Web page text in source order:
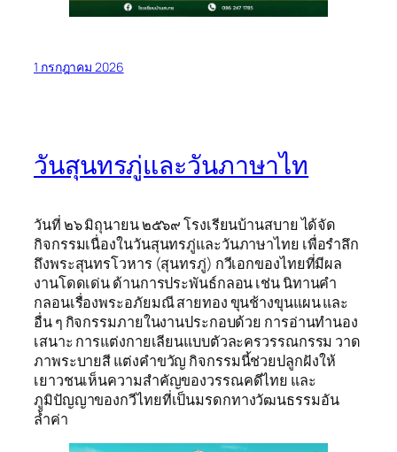
1 กรกฎาคม 2026
วันสุนทรภู่และวันภาษาไท
วันที่ ๒๖ มิถุนายน ๒๕๖๙ โรงเรียนบ้านสบาย ได้จัด
กิจกรรมเนื่องในวันสุนทรภู่และวันภาษาไทย เพื่อรำลึก
ถึงพระสุนทรโวหาร (สุนทรภู่) กวีเอกของไทยที่มีผล
งานโดดเด่น ด้านการประพันธ์กลอน เช่น นิทานคำ
กลอนเรื่องพระอภัยมณี สายทอง ขุนช้างขุนแผน และ
อื่น ๆ กิจกรรมภายในงานประกอบด้วย การอ่านทำนอง
เสนาะ การแต่งกายเลียนแบบตัวละครวรรณกรรม วาด
ภาพระบายสี แต่งคำขวัญ กิจกรรมนี้ช่วยปลูกฝังให้
เยาวชนเห็นความสำคัญของวรรณคดีไทย และ
ภูมิปัญญาของกวีไทยที่เป็นมรดกทางวัฒนธรรมอัน
ล้ำค่า